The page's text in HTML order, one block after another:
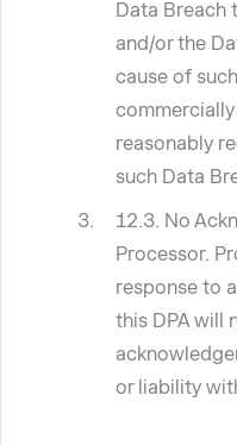
Data Breach
and/or the
cause of
reasonably
such Data
12.3. No
Processor.
response to
this DPA will
or liability